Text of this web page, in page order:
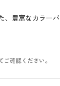
豊富なカラー
確認ください。